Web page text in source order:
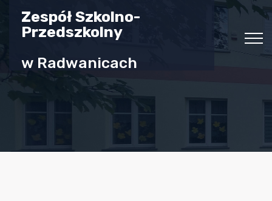
Zespół Szkolno-
Przedszkolny
w Radwanicach